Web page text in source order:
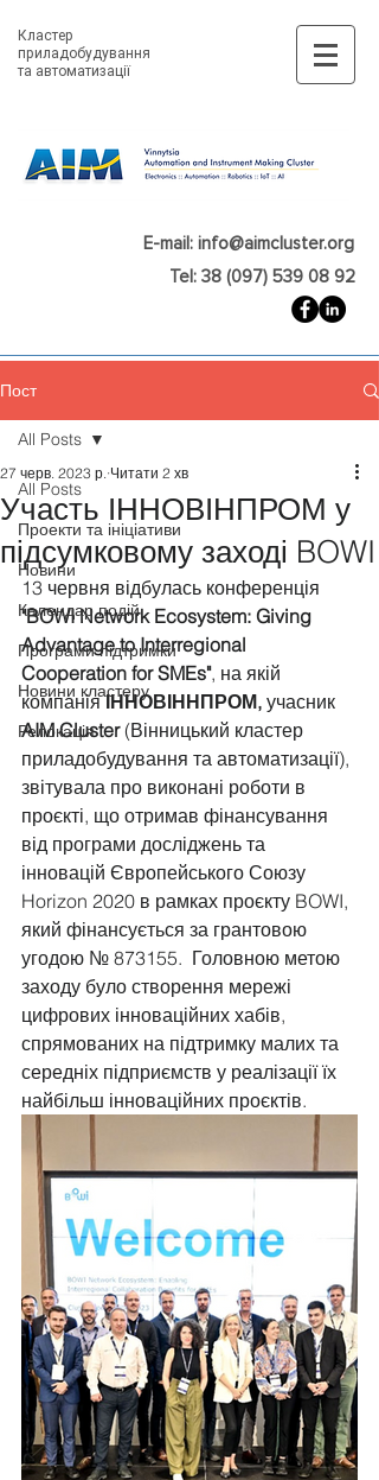
Кластер
приладобудування
та автоматизації
E-mail: info@aimcluster.org
Tel: 38 (097) 539 08 92
Пост
All Posts
Проекти та ініціативи
Новини
Календар подій
Програми підтримки
Новини кластеру
Релокація
All Posts
Участь ІННОВІНПРОМ у
підсумковому заході BOWI
27 черв. 2023 р. Читати 2 хв
13 червня відбулась конференція
"BOWI Network Ecosystem: Giving
Advantage to Interregional
Cooperation for SMEs", на якій
компанія ІННОВІННПРОМ, учасник
AIM Cluster (Вінницький кластер
приладобудування та автоматизації),
звітувала про виконані роботи в
проєкті, що отримав фінансування
від програми досліджень та
інновацій Європейського Союзу
Horizon 2020 в рамках проєкту BOWI,
який фінансується за грантовою
угодою № 873155.  Головною метою
заходу було створення мережі
цифрових інноваційних хабів,
спрямованих на підтримку малих та
середніх підприємств у реалізації їх
найбільш інноваційних проєктів.